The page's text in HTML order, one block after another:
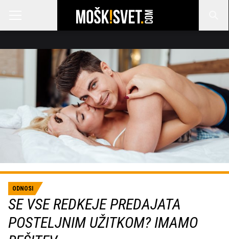
ODNOSI
SE VSE REDKEJE PREDAJATA
POSTELJNIM UŽITKOM? IMAMO